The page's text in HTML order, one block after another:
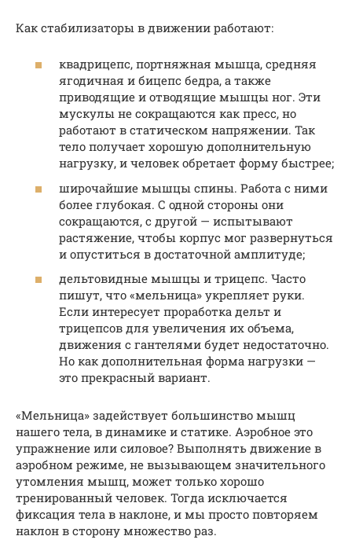
Как стабилизаторы в движении работают:
квадрицепс, портняжная мышца, средняя
ягодичная и бицепс бедра, а также
приводящие и отводящие мышцы ног. Эти
мускулы не сокращаются как пресс, но
работают в статическом напряжении. Так
тело получает хорошую дополнительную
нагрузку, и человек обретает форму быстрее;
широчайшие мышцы спины. Работа с ними
более глубокая. С одной стороны они
сокращаются, с другой — испытывают
растяжение, чтобы корпус мог развернуться
и опуститься в достаточной амплитуде;
дельтовидные мышцы и трицепс. Часто
пишут, что «мельница» укрепляет руки.
Если интересует проработка дельт и
трицепсов для увеличения их объема,
движения с гантелями будет недостаточно.
Но как дополнительная форма нагрузки —
это прекрасный вариант.
«Мельница» задействует большинство мышц
нашего тела, в динамике и статике. Аэробное это
упражнение или силовое? Выполнять движение в
аэробном режиме, не вызывающем значительного
утомления мышц, может только хорошо
тренированный человек. Тогда исключается
фиксация тела в наклоне, и мы просто повторяем
наклон в сторону множество раз.